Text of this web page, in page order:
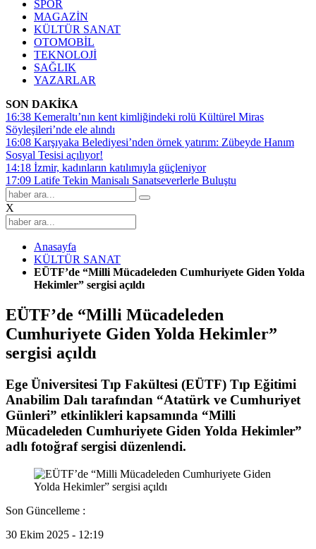
SPOR
MAGAZİN
KÜLTÜR SANAT
OTOMOBİL
TEKNOLOJİ
SAĞLIK
YAZARLAR
SON DAKİKA
16:38 Kemeraltı’nın kent kimliğindeki rolü Kültürel Miras
Söyleşileri’nde ele alındı
16:08 Karşıyaka Belediyesi’nden örnek yatırım: Zübeyde Hanım
Sosyal Tesisi açılıyor!
14:18 İzmir, kadınların katılımıyla güçleniyor
17:09 Latife Tekin Manisalı Sanatseverlerle Buluştu
X
Anasayfa
KÜLTÜR SANAT
EÜTF’de “Milli Mücadeleden Cumhuriyete Giden Yolda
Hekimler” sergisi açıldı
EÜTF’de “Milli Mücadeleden
Cumhuriyete Giden Yolda Hekimler”
sergisi açıldı
Ege Üniversitesi Tıp Fakültesi (EÜTF) Tıp Eğitimi
Anabilim Dalı tarafından “Atatürk ve Cumhuriyet
Günleri” etkinlikleri kapsamında “Milli
Mücadeleden Cumhuriyete Giden Yolda Hekimler”
adlı fotoğraf sergisi düzenlendi.
Son Güncelleme :
30 Ekim 2025 - 12:19